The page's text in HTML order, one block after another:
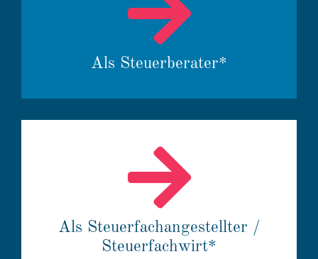
Als Steuer­be­rater*
Als Steuer­fach­an­ge­stellter /
Steuer­fach­wirt*